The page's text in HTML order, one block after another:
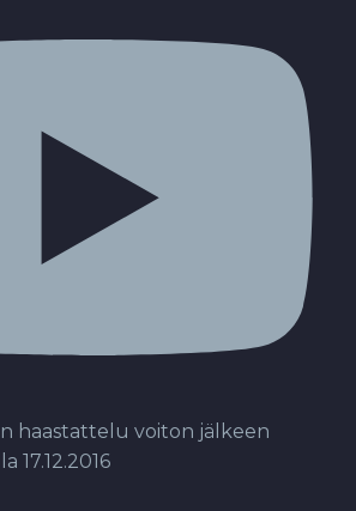
haastattelu voiton jälkeen
17.12.2016